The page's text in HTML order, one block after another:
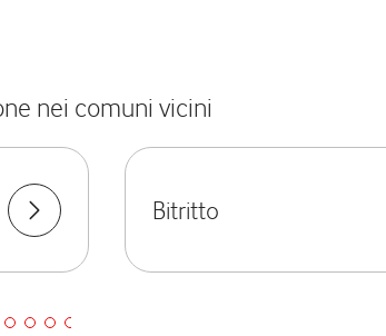
nei comuni vicini
Bitritto